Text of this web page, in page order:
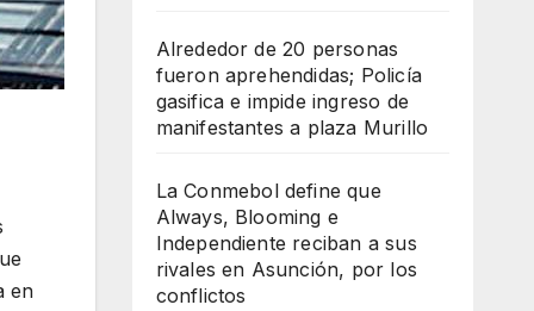
en
Alrededor de 20 personas
fueron aprehendidas; Policía
gasifica e impide ingreso de
manifestantes a plaza Murillo
La Conmebol define que
Always, Blooming e
Independiente reciban a sus
rivales en Asunción, por los
conflictos